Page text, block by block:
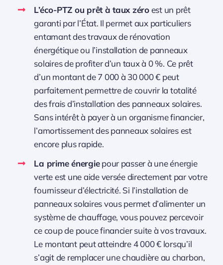
L’éco-PTZ ou prêt à taux zéroest un prêt
garanti par l’État. Il permet aux particuliers
entamant des travaux de rénovation
énergétique ou l’installation de panneaux
solaires de profiter d’un taux à 0 %. Ce prêt
d’un montant de 7 000 à 30 000 € peut
parfaitement permettre de couvrir la totalité
des frais d’installation des panneaux solaires.
Sans intérêt à payer à un organisme financier,
l’amortissement des panneaux solaires est
encore plus rapide.
La prime énergiepour passer à une énergie
verte est une aide versée directement par votre
fournisseur d’électricité. Si l’installation de
panneaux solaires vous permet d’alimenter un
système de chauffage, vous pouvez percevoir
ce coup de pouce financier suite à vos travaux.
Le montant peut atteindre 4 000 € lorsqu’il
s’agit de remplacer une chaudière au charbon,